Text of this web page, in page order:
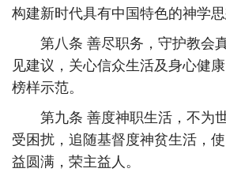
构建新时代具有中国特色的神学思
第八条 善尽职务，守护教会
见建议，关心信众生活及身心健
榜样示范。
第九条 善度神职生活，不为
受困扰，追随基督度神贫生活，
益圆满，荣主益人。